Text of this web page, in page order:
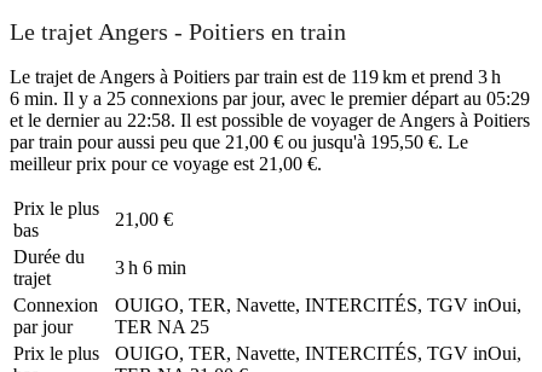
Le trajet Angers - Poitiers en train
Le trajet de Angers à Poitiers par train est de 119 km et prend 3 h
6 min. Il y a 25 connexions par jour, avec le premier départ au 05:29
et le dernier au 22:58. Il est possible de voyager de Angers à Poitiers
par train pour aussi peu que 21,00 € ou jusqu'à 195,50 €. Le
meilleur prix pour ce voyage est 21,00 €.
Prix ​​le plus
bas
21,00 €
Durée du
trajet
3 h 6 min
Connexion
par jour
OUIGO, TER, Navette, INTERCITÉS, TGV inOui,
TER NA 25
Prix ​​le plus
OUIGO, TER, Navette, INTERCITÉS, TGV inOui,